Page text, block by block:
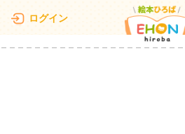
ログイン